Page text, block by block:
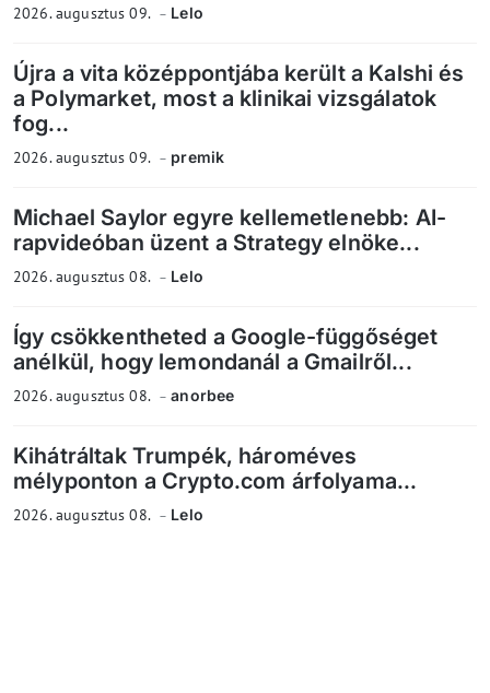
2026. augusztus 09. Lelo
Újra a vita középpontjába került a Kalshi és
a Polymarket, most a klinikai vizsgálatok
fog...
2026. augusztus 09. premik
Michael Saylor egyre kellemetlenebb: AI-
rapvideóban üzent a Strategy elnöke...
2026. augusztus 08. Lelo
Így csökkentheted a Google-függőséget
anélkül, hogy lemondanál a Gmailről...
2026. augusztus 08. anorbee
Kihátráltak Trumpék, hároméves
mélyponton a Crypto.com árfolyama...
2026. augusztus 08. Lelo